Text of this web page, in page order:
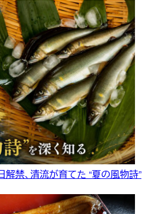
解禁、清流が育てた “夏の風物詩”